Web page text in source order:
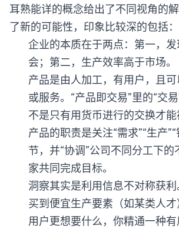
耳熟能详的概念给出了不同视角的
了新的可能性，印象比较深的包括：
企业的本质在于两点：第一，
会；第二，生产效率高于市场。
产品是由人加工，有用户，且
或服务。“产品即交易”里的“交
不是只有用货币进行的交换才能
产品的职责是关注“需求”“生产
节，并“协调”公司不同分工下
家共同完成目标。
洞察其实是利用信息不对称获
买到便宜生产要素（如某类人
用户更想要什么，你精通一种